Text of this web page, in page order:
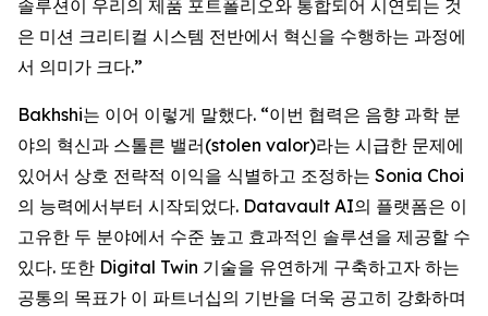
솔루션이 우리의 제품 포트폴리오와 통합되어 시연되는 것
은 미션 크리티컬 시스템 전반에서 혁신을 수행하는 과정에
서 의미가 크다.”
Bakhshi는 이어 이렇게 말했다. “이번 협력은 음향 과학 분
야의 혁신과 스톨른 밸러(stolen valor)라는 시급한 문제에
있어서 상호 전략적 이익을 식별하고 조정하는 Sonia Choi
의 능력에서부터 시작되었다. Datavault AI의 플랫폼은 이
고유한 두 분야에서 수준 높고 효과적인 솔루션을 제공할 수
있다. 또한 Digital Twin 기술을 유연하게 구축하고자 하는
공통의 목표가 이 파트너십의 기반을 더욱 공고히 강화하며